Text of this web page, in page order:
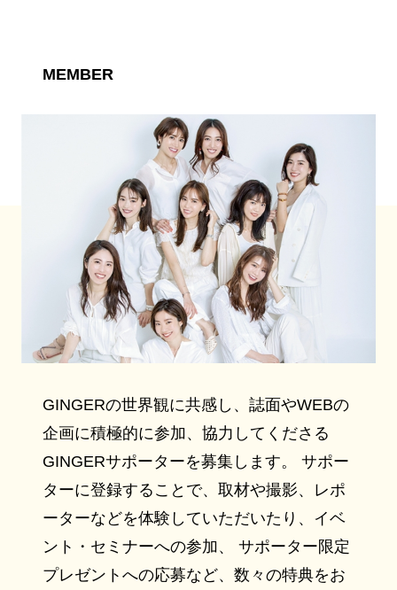
MEMBER
GINGERの世界観に共感し、誌面やWEBの
企画に積極的に参加、協力してくださる
GINGERサポーターを募集します。 サポー
ターに登録することで、取材や撮影、レポ
ーターなどを体験していただいたり、イベ
ント・セミナーへの参加、 サポーター限定
プレゼントへの応募など、数々の特典をお